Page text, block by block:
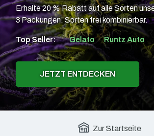
Erhalte 20 % Rabatt auf alle Sorten
3 Packungen. Sorten frei kombinierbar.
Top Seller: Gelato Runtz Auto
JETZT ENTDECKEN
Zur Startseite